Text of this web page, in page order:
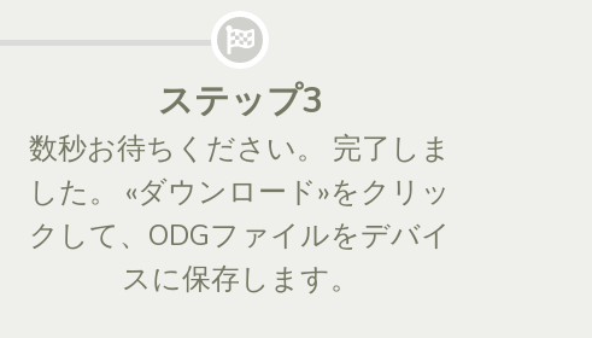
ステップ3
数秒お待ちください。 完了しま
した。 «ダウンロード»をクリッ
クして、ODGファイルをデバイ
スに保存します。